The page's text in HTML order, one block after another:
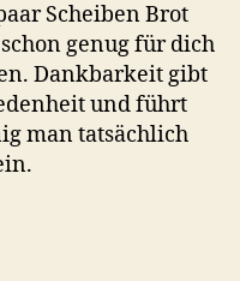
Scheiben Brot
genug für dich
Dankbarkeit gibt
und führt
man tatsächlich